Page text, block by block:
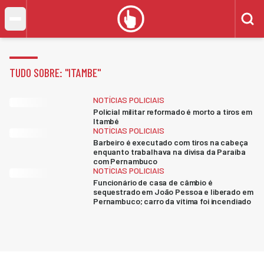
TUDO SOBRE: "ITAMBE"
NOTÍCIAS POLICIAIS
Policial militar reformado é morto a tiros em
Itambé
NOTÍCIAS POLICIAIS
Barbeiro é executado com tiros na cabeça
enquanto trabalhava na divisa da Paraíba
com Pernambuco
NOTÍCIAS POLICIAIS
Funcionário de casa de câmbio é
sequestrado em João Pessoa e liberado em
Pernambuco; carro da vítima foi incendiado